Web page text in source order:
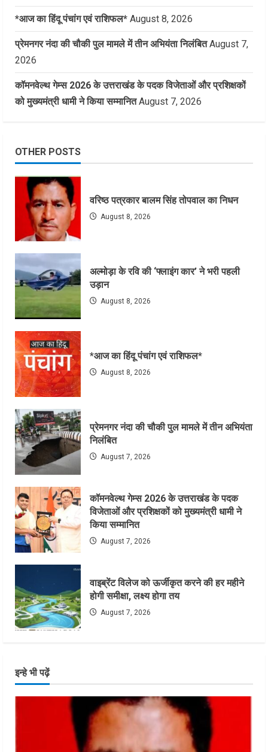
*आज का हिंदू पंचांग एवं राशिफल* August 8, 2026
प्रेमनगर नंदा की चौकी पुल मामले में तीन अभियंता निलंबित August 7,
2026
कॉमनवेल्थ गेम्स 2026 के उत्तराखंड के पदक विजेताओं और प्रशिक्षकों
को मुख्यमंत्री धामी ने किया सम्मानित August 7, 2026
OTHER POSTS
वरिष्ठ पत्रकार बालम सिंह तोपवाल का निधन
August 8, 2026
अल्मोड़ा के रवि की ‘फ्लाइंग कार’ ने भरी पहली
उड़ान
August 8, 2026
*आज का हिंदू पंचांग एवं राशिफल*
August 8, 2026
प्रेमनगर नंदा की चौकी पुल मामले में तीन अभियंता
निलंबित
August 7, 2026
कॉमनवेल्थ गेम्स 2026 के उत्तराखंड के पदक
विजेताओं और प्रशिक्षकों को मुख्यमंत्री धामी ने
किया सम्मानित
August 7, 2026
वाइब्रेंट विलेज को ऊर्जीकृत करने की हर महीने
होगी समीक्षा, लक्ष्य होगा तय
August 7, 2026
इन्हे भी पढ़ें